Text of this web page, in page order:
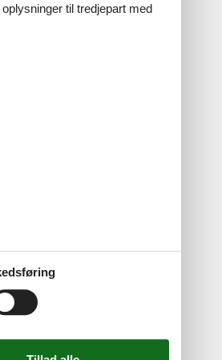
med
Vesterø
til tredjepart med